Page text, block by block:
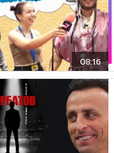
08:16